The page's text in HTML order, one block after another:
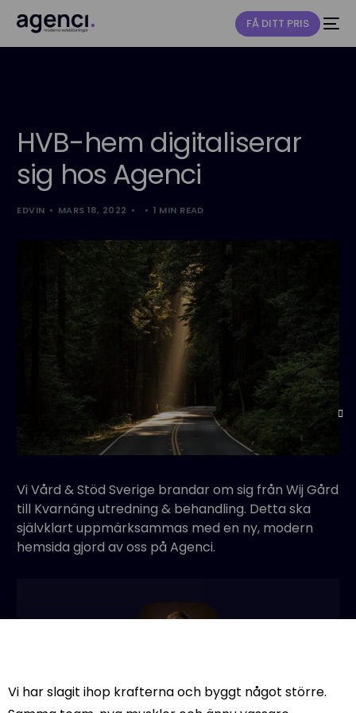
FÅ DITT PRIS
HVB-hem digitaliserar
sig hos Agenci
EDVIN MARS 18, 2022 1 MIN READ
Vi Vård & Stöd Sverige brandar om sig från Wij Gård
till Kvarnäng utredning & behandling. Detta ska
självklart uppmärksammas med en ny, modern
hemsida gjord av oss på Agenci.
Edvin
Vi har slagit ihop krafterna och byggt något större.